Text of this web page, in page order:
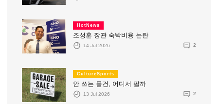
HotNews
조성훈 장관 숙박비용 논란
14 Jul 2026 2
CultureSports
안 쓰는 물건, 어디서 팔까
13 Jul 2026 2